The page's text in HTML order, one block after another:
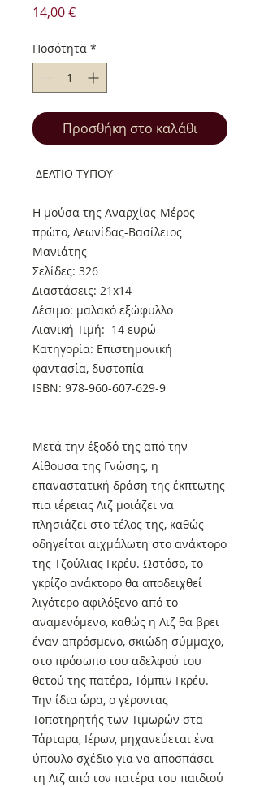
14,00 €Τιμή
Ποσότητα *
Προσθήκη στο καλάθι
ΔΕΛΤΙΟ ΤΥΠΟΥ
Η μούσα της Αναρχίας-Μέρος
πρώτο, Λεωνίδας-Βασίλειος
Μανιάτης
Σελίδες: 326
Διαστάσεις: 21x14
Δέσιμο: μαλακό εξώφυλλο
Λιανική Τιμή: 14 ευρώ
Κατηγορία: Επιστημονική
φαντασία, δυστοπία
ISBN: 978-960-607-629-9
Μετά την έξοδό της από την
Αίθουσα της Γνώσης, η
επαναστατική δράση της έκπτωτης
πια ιέρειας Λιζ μοιάζει να
πλησιάζει στο τέλος της, καθώς
οδηγείται αιχμάλωτη στο ανάκτορο
της Τζούλιας Γκρέυ. Ωστόσο, το
γκρίζο ανάκτορο θα αποδειχθεί
λιγότερο αφιλόξενο από το
αναμενόμενο, καθώς η Λιζ θα βρει
έναν απρόσμενο, σκιώδη σύμμαχο,
στο πρόσωπο του αδελφού του
θετού της πατέρα, Τόμπιν Γκρέυ.
Την ίδια ώρα, ο γέροντας
Τοποτηρητής των Τιμωρών στα
Τάρταρα, Ιέρων, μηχανεύεται ένα
ύπουλο σχέδιο για να αποσπάσει
τη Λιζ από τον πατέρα του παιδιού